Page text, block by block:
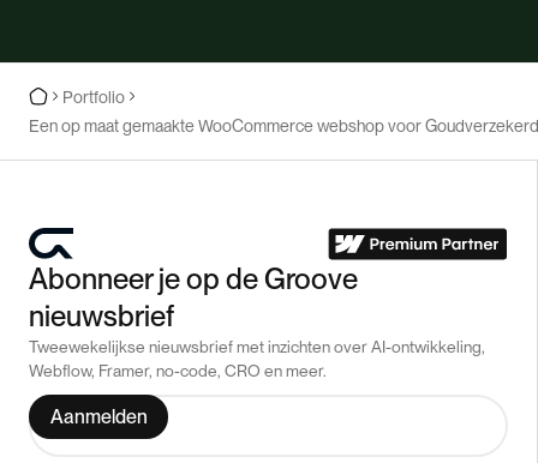
Portfolio
Een op maat gemaakte WooCommerce webshop voor Goudverzekerd
Abonneer je op de Groove
nieuwsbrief
Tweewekelijkse nieuwsbrief met inzichten over AI-ontwikkeling,
Webflow, Framer, no-code, CRO en meer.